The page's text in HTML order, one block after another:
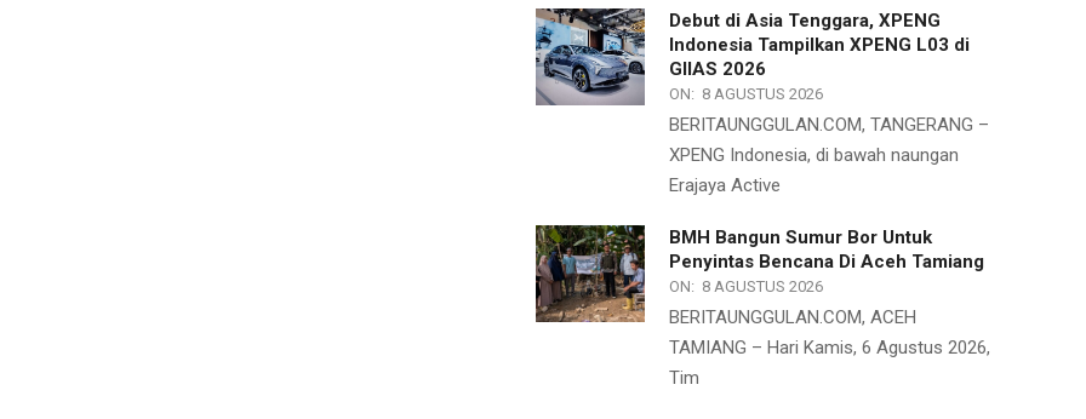
Debut di Asia Tenggara, XPENG
Indonesia Tampilkan XPENG L03 di
GIIAS 2026
ON: 8 AGUSTUS 2026
BERITAUNGGULAN.COM, TANGERANG –
XPENG Indonesia, di bawah naungan
Erajaya Active
BMH Bangun Sumur Bor Untuk
Penyintas Bencana Di Aceh Tamiang
ON: 8 AGUSTUS 2026
BERITAUNGGULAN.COM, ACEH
TAMIANG – Hari Kamis, 6 Agustus 2026,
Tim